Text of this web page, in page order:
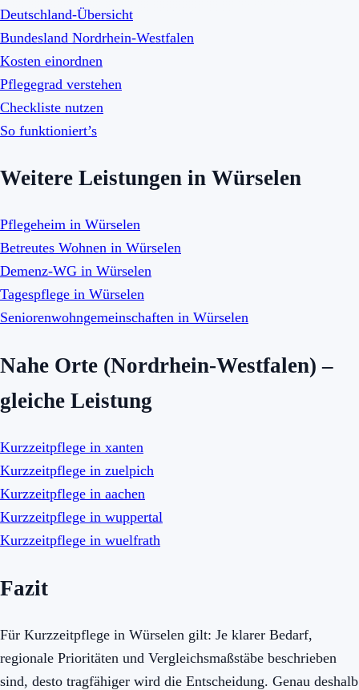
Deutschland-Übersicht
Bundesland Nordrhein-Westfalen
Kosten einordnen
Pflegegrad verstehen
Checkliste nutzen
So funktioniert’s
Weitere Leistungen in Würselen
Pflegeheim in Würselen
Betreutes Wohnen in Würselen
Demenz-WG in Würselen
Tagespflege in Würselen
Seniorenwohngemeinschaften in Würselen
Nahe Orte (Nordrhein-Westfalen) –
gleiche Leistung
Kurzzeitpflege in xanten
Kurzzeitpflege in zuelpich
Kurzzeitpflege in aachen
Kurzzeitpflege in wuppertal
Kurzzeitpflege in wuelfrath
Fazit
Für Kurzzeitpflege in Würselen gilt: Je klarer Bedarf,
regionale Prioritäten und Vergleichsmaßstäbe beschrieben
sind, desto tragfähiger wird die Entscheidung. Genau deshalb